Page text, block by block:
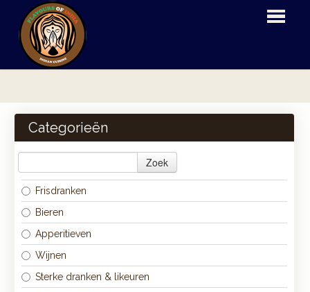
BESTELLEN
MENU
LOGIN
CONTACT
Categorieën
Zoek
Frisdranken
Bieren
Apperitieven
Wijnen
Sterke dranken & likeuren